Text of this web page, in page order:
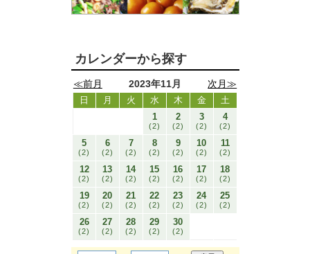
カレンダーから探す
≪前月 2023年11月 次月≫
日 月 火 水 木 金
土
1
(2)
2
(2)
3
(2)
4
(2)
5
(2)
6
(2)
7
(2)
8
(2)
9
(2)
10
(2)
11
(2)
12
(2)
13
(2)
14
(2)
15
(2)
16
(2)
17
(2)
18
(2)
19
(2)
20
(2)
21
(2)
22
(2)
23
(2)
24
(2)
25
(2)
26
(2)
27
(2)
28
(2)
29
(2)
30
(2)